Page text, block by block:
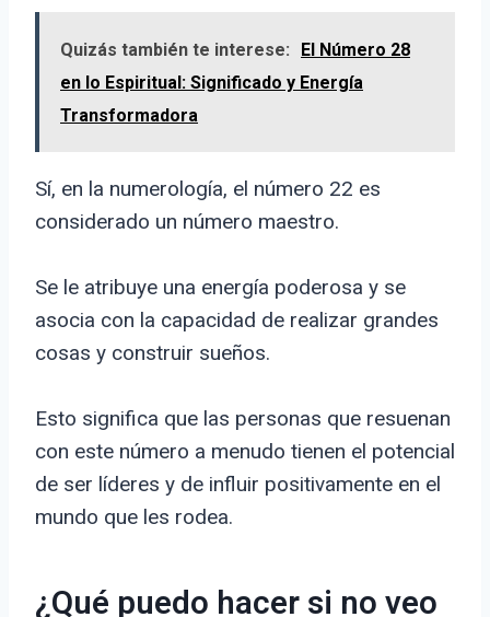
Quizás también te interese:
El Número 28
en lo Espiritual: Significado y Energía
Transformadora
Sí, en la numerología, el número 22 es
considerado un número maestro.
Se le atribuye una energía poderosa y se
asocia con la capacidad de realizar grandes
cosas y construir sueños.
Esto significa que las personas que resuenan
con este número a menudo tienen el potencial
de ser líderes y de influir positivamente en el
mundo que les rodea.
¿Qué puedo hacer si no veo